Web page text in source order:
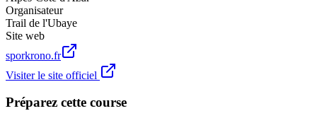
Organisateur
Trail de l'Ubaye
Site web
sporkrono.fr
Visiter le site officiel
Préparez cette course